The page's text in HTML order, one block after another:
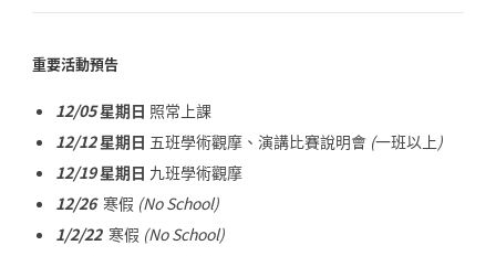
重要活動預告
12/05星期日 照常上課
12/12星期日 五班學術觀摩、演講比賽說明會 (一班以上)
12/19星期日 九班學術觀摩
12/26 寒假 (No School)
1/2/22 寒假 (No School)